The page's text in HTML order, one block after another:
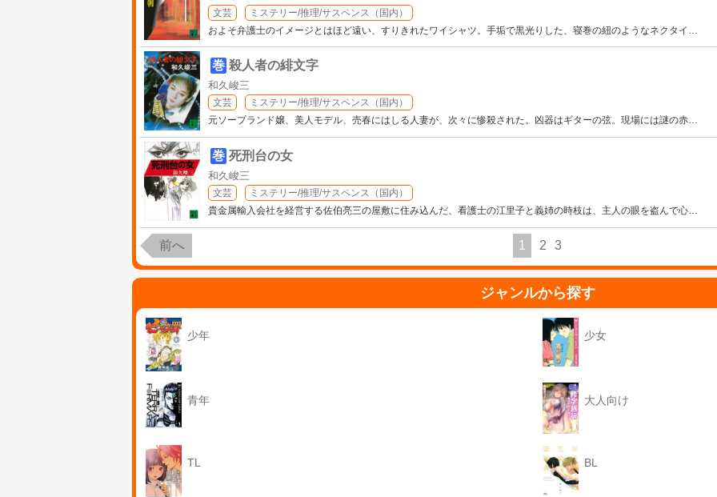
文芸
ミステリー/推理/サスペンス（国内）
およそ弁護士のイメージとはほど遠い、すりきれたワイシャツ。手垢で黒光りした、寝巻の紐のようなネクタイ …
巻 殺人者の緋文字
和久峻三
文芸
ミステリー/推理/サスペンス（国内）
元ソープランド嬢、美人モデル、売春にはしる人妻が、次々に惨殺された。凶器はギターの弦。現場には謎の赤…
巻 死刑台の女
和久峻三
文芸
ミステリー/推理/サスペンス（国内）
貴金属輸入会社を経営する佐伯亮三の屋敷に住み込んだ、看護士の江里子と義姉の時枝は、主人の眼を盗んで心…
前へ 1 2 3
ジャンルから探す
少年 少女
青年 大人向け
TL BL